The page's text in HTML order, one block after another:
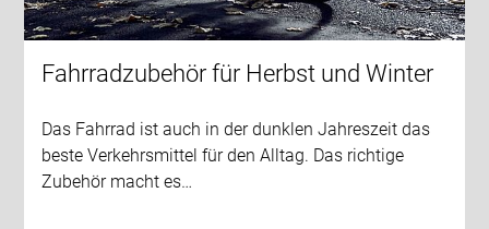
Fahrradzubehör für Herbst und Winter
Das Fahrrad ist auch in der dunklen Jahreszeit das
beste Verkehrsmittel für den Alltag. Das richtige
Zubehör macht es…